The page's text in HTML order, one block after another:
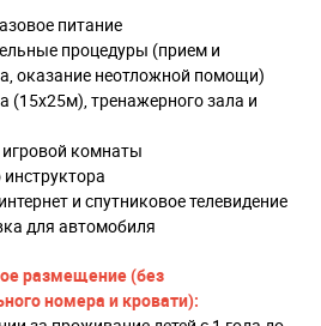
питание
процедуры (прием и
оказание неотложной помощи)
(15х25м), тренажерного зала и
комнаты
инструктора
и спутниковое телевидение
для автомобиля
размещение (без
номера и кровати):